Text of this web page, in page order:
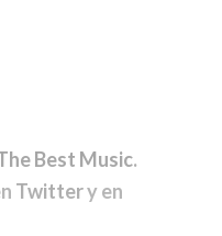
Best Music.
Twittery en